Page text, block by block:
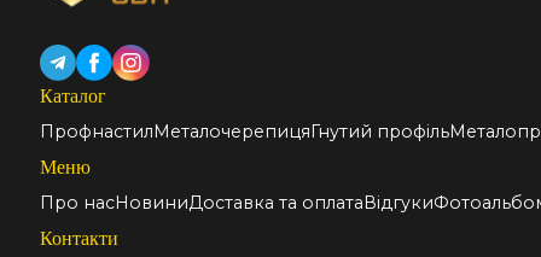
Каталог
ПрофнастилМеталочерепицяГнутий профіль
Меню
Про насНовиниДоставка та оплатаВідгуки
Контакти